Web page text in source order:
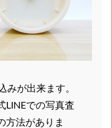
みが出来ます。
LINEでの写真査
方法がありま